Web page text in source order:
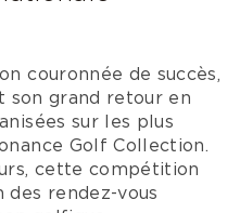
couronnée de succès,
son grand retour en
sur les plus
Golf Collection.
cette compétition
des rendez-vous